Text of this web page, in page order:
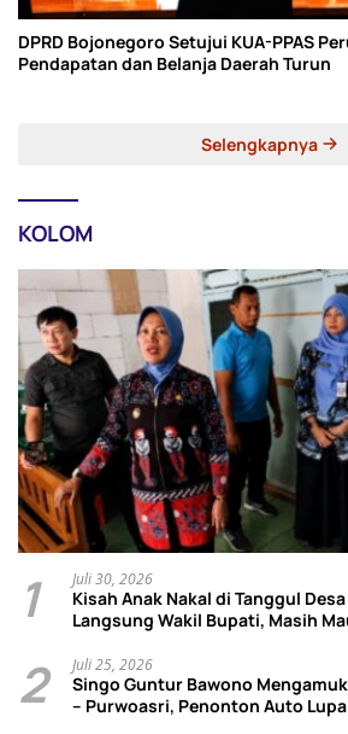
DPRD Bojonegoro Setujui KUA-PPAS
Pendapatan dan Belanja Daerah Turun
Selengkapnya
KOLOM
1 Juli 30, 2026
Kisah Anak Nakal di Tanggul
Langsung Wakil Bupati, Masih
2 Juli 25, 2026
Singo Guntur Bawono
– Purwoasri, Penonton Auto